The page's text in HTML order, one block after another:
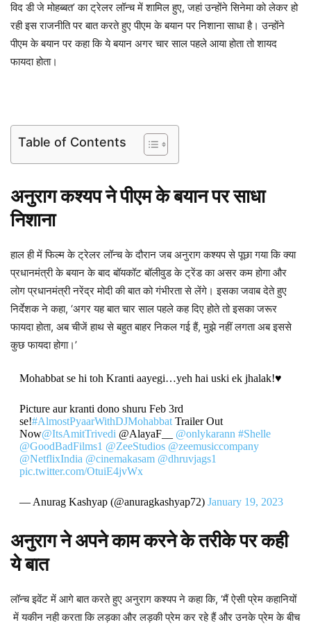
विद डी जे मोहब्बत’ का ट्रेलर लॉन्च में शामिल हुए, जहां उन्होंने सिनेमा को लेकर हो
रही इस राजनीति पर बात करते हुए पीएम के बयान पर निशाना साधा है। उन्होंने
पीएम के बयान पर कहा कि ये बयान अगर चार साल पहले आया होता तो शायद
फायदा होता।
Table of Contents
अनुराग कश्यप ने पीएम के बयान पर साधा
निशाना
हाल ही में फिल्म के ट्रेलर लॉन्च के दौरान जब अनुराग कश्यप से पूछा गया कि क्या
प्रधानमंत्री के बयान के बाद बॉयकॉट बॉलीवुड के ट्रेंड का असर कम होगा और
लोग प्रधानमंत्री नरेंद्र मोदी की बात को गंभीरता से लेंगे। इसका जवाब देते हुए
निर्देशक ने कहा, ‘अगर यह बात चार साल पहले कह दिए होते तो इसका जरूर
फायदा होता, अब चीजें हाथ से बहुत बाहर निकल गई हैं, मुझे नहीं लगता अब इससे
कुछ फायदा होगा।’
Mohabbat se hi toh Kranti aayegi…yeh hai uski ek jhalak!♥️
Picture aur kranti dono shuru Feb 3rd
se!#AlmostPyaarWithDJMohabbatTrailer Out
Now@ItsAmitTrivedi @AlayaF__ @onlykarann #Shelle
@GoodBadFilms1 @ZeeStudios @zeemusiccompany
@NetflixIndia @cinemakasam @dhruvjags1
pic.twitter.com/OtuiE4jvWx
— Anurag Kashyap (@anuragkashyap72) January 19, 2023
अनुराग ने अपने काम करने के तरीके पर कही
ये बात
लॉन्च इवेंट में आगे बात करते हुए अनुराग कश्यप ने कहा कि, ‘मैं ऐसी प्रेम कहानियों
में यकीन नही करता कि लड़का और लड़की प्रेम कर रहे हैं और उनके प्रेम के बीच